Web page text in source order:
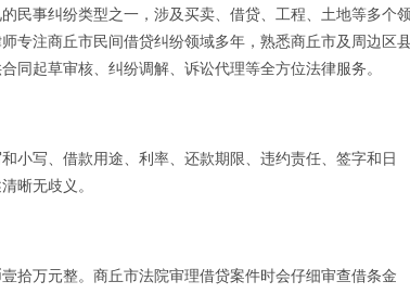
民事纠纷类型之一，涉及买卖、借贷、工程、土地等多个
专注商丘市民间借贷纠纷领域多年，熟悉商丘市及周边区
起草审核、纠纷调解、诉讼代理等全方位法律服务。
小写、借款用途、利率、还款期限、违约责任、签字和日
晰无歧义。
拾万元整。商丘市法院审理借贷案件时会仔细审查借条金